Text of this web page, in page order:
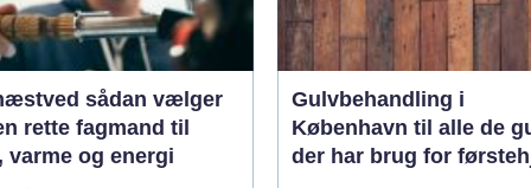
sådan vælger
rette fagmand til
varme og energi
Gulvbehandling i
København til alle de
der har brug for